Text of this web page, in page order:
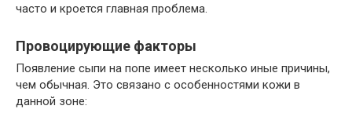
часто и кроется главная проблема.
Провоцирующие факторы
Появление сыпи на попе имеет несколько иные причины,
чем обычная. Это связано с особенностями кожи в
данной зоне: